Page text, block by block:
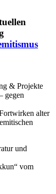
& Projekte
gegen
alter
und
vom